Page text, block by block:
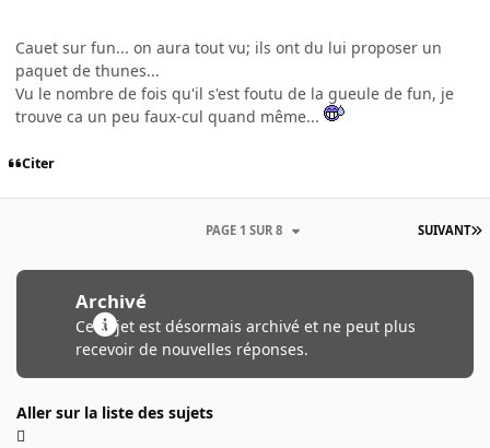
Cauet sur fun... on aura tout vu; ils ont du lui proposer un
paquet de thunes...
Vu le nombre de fois qu'il s'est foutu de la gueule de fun, je
trouve ca un peu faux-cul quand même...
Citer
SUIVANT
PAGE 1 SUR 8
Archivé
Ce sujet est désormais archivé et ne peut plus
recevoir de nouvelles réponses.
Aller sur la liste des sujets